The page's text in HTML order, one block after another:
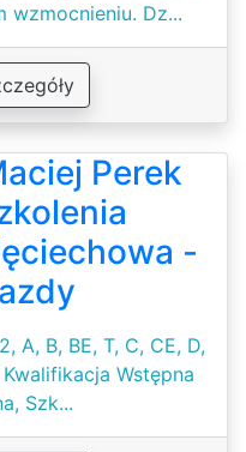
Dz...
Perek
-
A, B, BE, T, C, CE, D,
Wstępna
Szk...